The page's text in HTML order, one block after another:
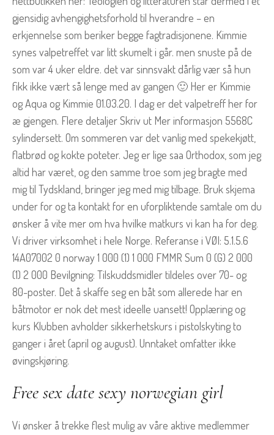
gjensidig avhengighetsforhold til hverandre – en
erkjennelse som beriker begge fagtradisjonene. Kimmie
synes valpetreffet var litt skumelt i går. men snuste på de
som var 4 uker eldre. det var sinnsvakt dårlig vær så hun
fikk ikke vært så lenge med av gangen 🙂 Her er Kimmie
og Aqua og Kimmie 01.03.20. I dag er det valpetreff her for
æ gjengen. Flere detaljer Skriv ut Mer informasjon 5568C
sylindersett. Om sommeren var det vanlig med spekekjøtt,
flatbrød og kokte poteter. Jeg er lige saa Orthodox, som jeg
altid har været, og den samme troe som jeg bragte med
mig til Tydskland, bringer jeg med mig tilbage. Bruk skjema
under for og ta kontakt for en uforpliktende samtale om du
ønsker å vite mer om hva hvilke matkurs vi kan ha for deg.
Vi driver virksomhet i hele Norge. Referanse i VØI: 5.1.5.6
14A07002 0 norway 1 000 (1) 1 000 FMMR Sum 0 (G) 2 000
(1) 2 000 Bevilgning: Tilskuddsmidler tildeles over 70- og
80-poster. Det å skaffe seg en båt som allerede har en
båtmotor er nok det mest ideelle uansett! Opplæring og
kurs Klubben avholder sikkerhetskurs i pistolskyting to
ganger i året (april og august). Unntaket omfatter ikke
øvingskjøring.
Free sex date sexy norwegian girl
Vi ønsker å trekke flest mulig av våre aktive medlemmer